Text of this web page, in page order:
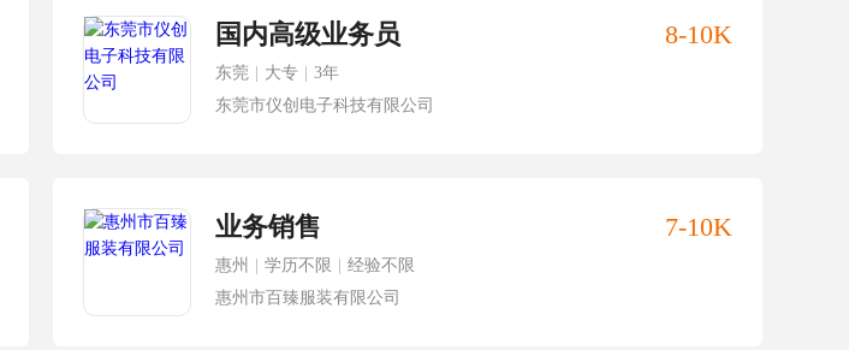
国内高级业务员 8-10K
东莞 大专
3年
东莞市仪创电子科技有限公司
业务销售 7-10K
惠州 学历不限
经验不限
惠州市百臻服装有限公司